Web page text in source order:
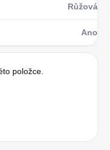
Růžová
Ano
položce.